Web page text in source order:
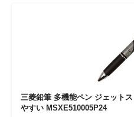
三菱鉛筆 多機能ペン ジェット
やすい MSXE510005P24